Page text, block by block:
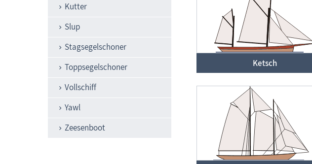
Kutter
Slup
Stagsegelschoner
Toppsegelschoner
Vollschiff
Yawl
Zeesenboot
Ketsch